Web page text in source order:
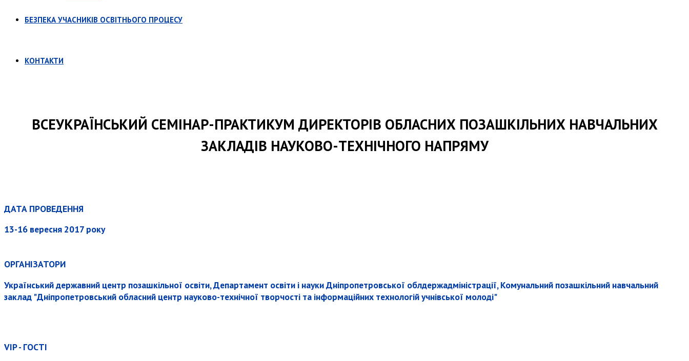
БЕЗПЕКА УЧАСНИКІВ ОСВІТНЬОГО ПРОЦЕСУ
КОНТАКТИ
ВСЕУКРАЇНСЬКИЙ СЕМІНАР-ПРАКТИКУМ ДИРЕКТОРІВ ОБЛАСНИХ ПОЗАШКІЛЬНИХ НАВЧАЛЬНИХ
ЗАКЛАДІВ НАУКОВО-ТЕХНІЧНОГО НАПРЯМУ
ДАТА ПРОВЕДЕННЯ
13-16 вересня 2017 року
ОРГАНІЗАТОРИ
Український державний центр позашкільної освіти, Департамент освіти і науки Дніпропетровської облдержадміністрації, Комунальний позашкільний навчальний
заклад "Дніпропетровський обласний центр науково-технічної творчості та інформаційних технологій учнівської молоді"
VIP - ГОСТІ